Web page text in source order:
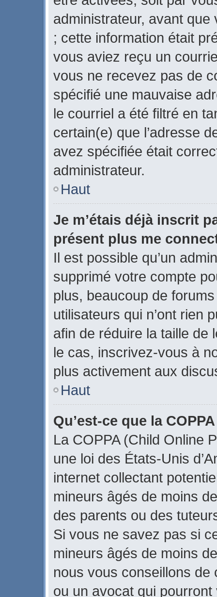
administrateur, avant
; cette information était
vous aviez reçu un
vous ne recevez pas de
spécifié une mauvaise
le courriel a été filtré en
certain(e) que l’adresse
avez spécifiée était
administrateur.
Haut
Je m’étais déjà inscrit
présent plus me
Il est possible qu’un
supprimé votre compte
plus, beaucoup de
utilisateurs qui n’ont rien
afin de réduire la taille de
le cas, inscrivez-vous à
plus activement aux
Haut
Qu’est-ce que la
La COPPA (Child Online
une loi des États-Unis
internet collectant
mineurs âgés de moins
des parents ou des
Si vous ne savez pas si
mineurs âgés de moins
nous vous conseillons de
ou un avocat qui